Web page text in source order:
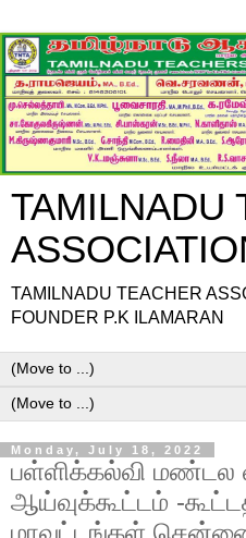
TAMILNADU
TAMILNADU TEACHER
FOUNDER P.K ILAMARAN
Monday, July 18, 2022
பள்ளிக்கல்வி மண்டல
ஆய்வுக்கூட்டம் -